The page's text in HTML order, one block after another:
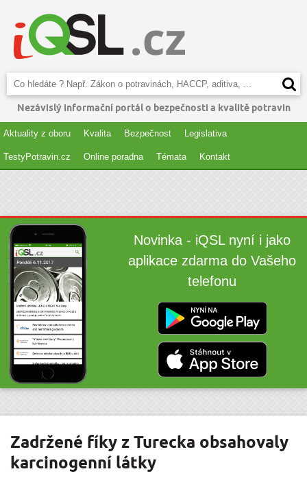
Nezávislý informační portál o bezpečnosti a kvalitě potravin
Aktuality z oboru Kvalita Bezpečnost Legislativa
TestyPotravin.cz Online poradna Témata Kontakt
Novinka - iQSL nyní i jako
aplikace zdarma do Vašeho
telefonu
Zadržené fíky z Turecka obsahovaly
karcinogenní látky